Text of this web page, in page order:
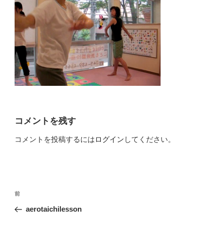
コメントを残す
コメントを投稿するにはログイン してください。
投
ナ
前
の
前
aerotaichilesson